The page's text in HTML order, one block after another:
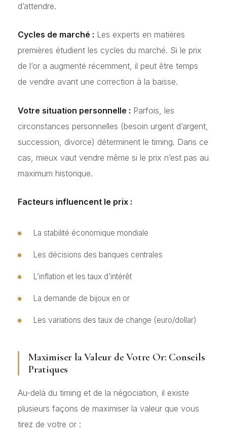
d’attendre.
Cycles de marché : Les experts en matières
premières étudient les cycles du marché. Si le prix
de l’or a augmenté récemment, il peut être temps
de vendre avant une correction à la baisse.
Votre situation personnelle : Parfois, les
circonstances personnelles (besoin urgent d’argent,
succession, divorce) déterminent le timing. Dans ce
cas, mieux vaut vendre même si le prix n’est pas au
maximum historique.
Facteurs influencent le prix :
La stabilité économique mondiale
Les décisions des banques centrales
L’inflation et les taux d’intérêt
La demande de bijoux en or
Les variations des taux de change (euro/dollar)
Maximiser la Valeur de Votre Or: Conseils
Pratiques
Au-delà du timing et de la négociation, il existe
plusieurs façons de maximiser la valeur que vous
tirez de votre or :